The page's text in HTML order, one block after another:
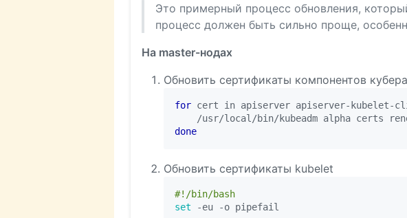
Это примерный процесс обновления,
процесс должен быть сильно проще,
На master-нодах
Обновить сертификаты компонентов
for cert in apiserver apiserver-kubelet-
/usr/local/bin/kubeadm alpha certs
done
Обновить сертификаты kubelet
set